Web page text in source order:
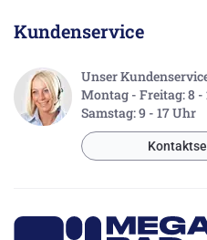
Kundenservice
Unser
Montag - Freitag: 8 -
Samstag: 9 - 17 Uhr